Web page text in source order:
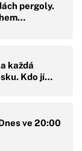
pergoly.
každá
Kdo jí…
ve 20:00